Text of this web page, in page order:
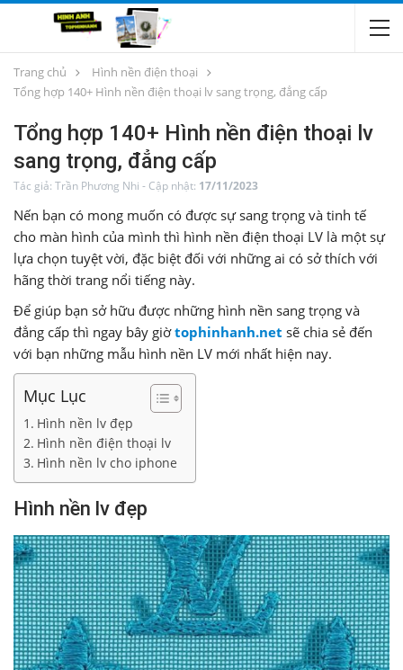
Trang chủ
Hình nền điện thoại
Tổng hợp 140+ Hình nền điện thoại lv sang trọng, đẳng cấp
Tổng hợp 140+ Hình nền điện thoại lv
sang trọng, đẳng cấp
Tác giả: Trần Phương Nhi - Cập nhật: 17/11/2023
Nến bạn có mong muốn có được sự sang trọng và tinh tế
cho màn hình của mình thì hình nền điện thoại LV là một sự
lựa chọn tuyệt vời, đặc biệt đối với những ai có sở thích với
hãng thời trang nổi tiếng này.
Để giúp bạn sở hữu được những hình nền sang trọng và
đẳng cấp thì ngay bây giờtophinhanh.net sẽ chia sẻ đến
với bạn những mẫu hình nền LV mới nhất hiện nay.
Mục Lục
Hình nền lv đẹp
Hình nền điện thoại lv
Hình nền lv cho iphone
Hình nền lv đẹp